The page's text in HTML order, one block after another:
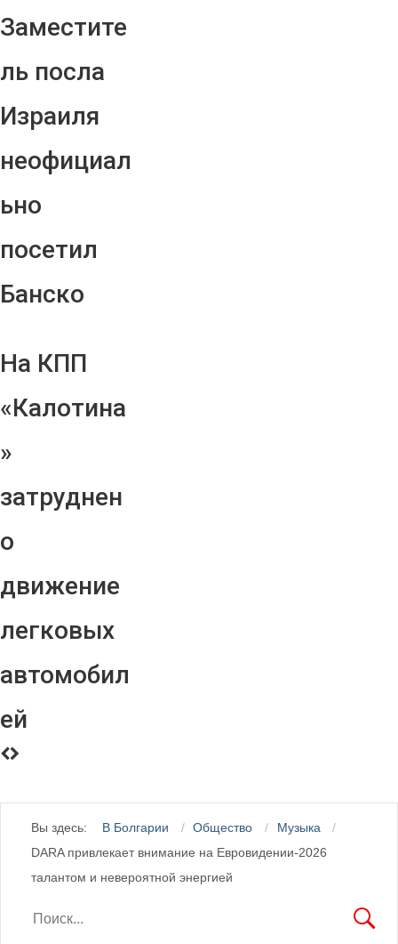
Заместите
ль посла
Израиля
неофициал
ьно
посетил
Банско
На КПП
«Калотина
»
затруднен
о
движение
легковых
автомобил
ей
Вы здесь: В Болгарии Общество
Музыка
DARA привлекает внимание на Евровидении-2026
талантом и невероятной энергией